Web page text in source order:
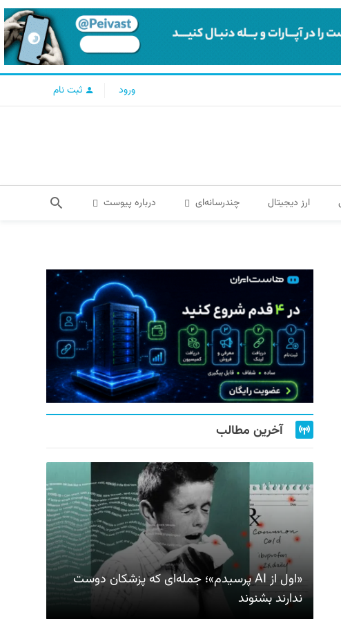
ورود ثبت نام
ارز دیجیتال چندرسانه‌ای درباره پیوست
آخرین مطالب
«اول از AI پرسیدم»؛ جمله‌ای که پزشکان دوست
ندارند بشنوند